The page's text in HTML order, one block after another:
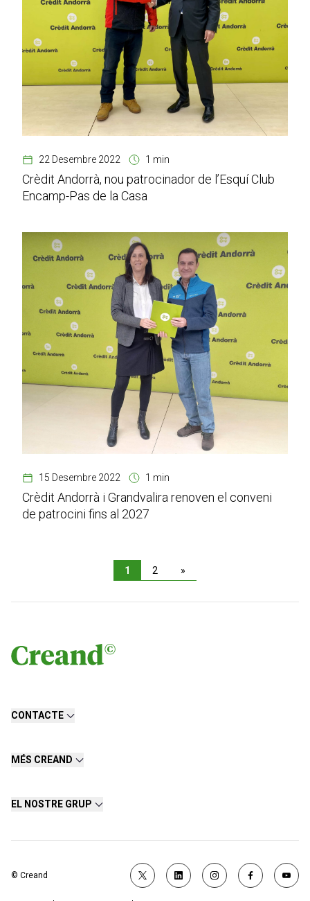
22 Desembre 2022 1 min
Crèdit Andorrà, nou patrocinador de l’Esquí Club
Encamp-Pas de la Casa
15 Desembre 2022 1 min
Crèdit Andorrà i Grandvalira renoven el conveni
de patrocini fins al 2027
1 2 »
CONTACTE
MÉS CREAND
EL NOSTRE GRUP
© Creand